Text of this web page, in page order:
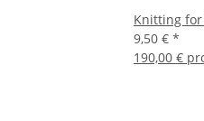
Knitting for
9,50 € *
190,00 €